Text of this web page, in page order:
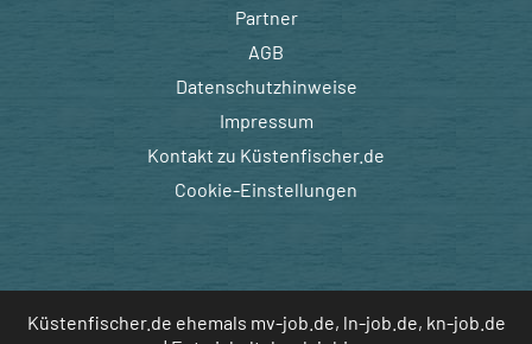
Partner
AGB
Datenschutzhinweise
Impressum
Kontakt zu Küstenfischer.de
Cookie-Einstellungen
Küstenfischer.de ehemals mv-job.de, ln-job.de, kn-job.de